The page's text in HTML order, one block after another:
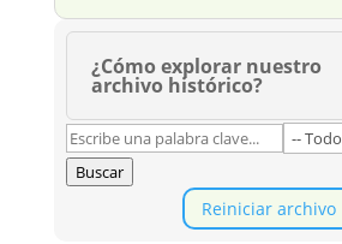
¿Cómo explorar nuestro
archivo histórico?
Buscar
Reiniciar archivo